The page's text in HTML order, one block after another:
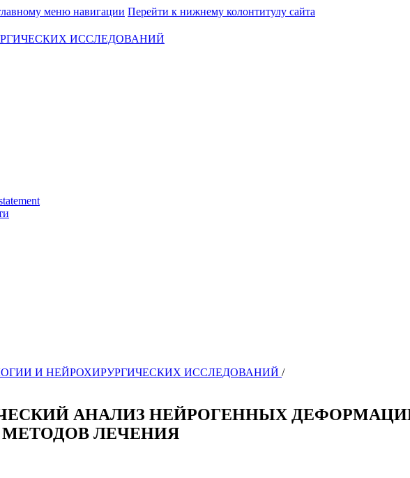
меню навигации Перейти к нижнему колонтитулу сайта
ИССЛЕДОВАНИЙ
И НЕЙРОХИРУРГИЧЕСКИХ ИССЛЕДОВАНИЙ /
АНАЛИЗ НЕЙРОГЕННЫХ
ЛЕЧЕНИЯ